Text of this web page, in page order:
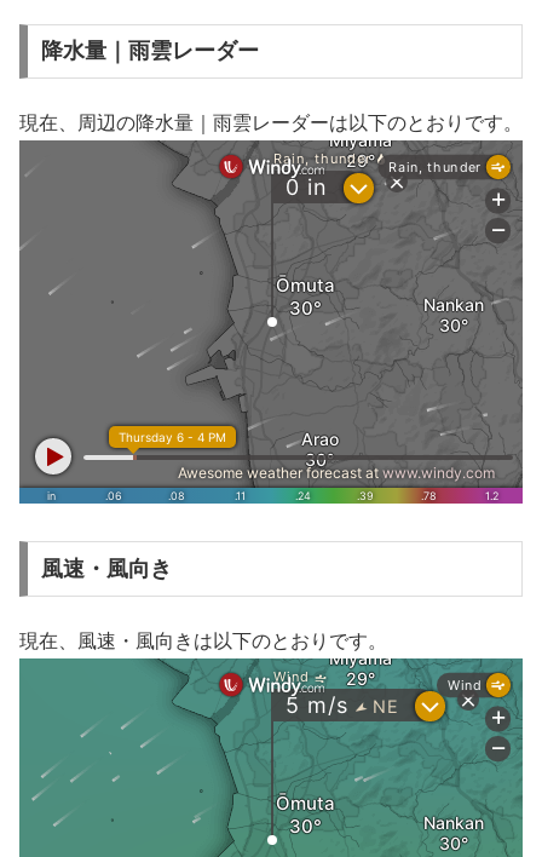
降水量｜雨雲レーダー
現在、周辺の降水量｜雨雲レーダーは以下のとおりです。
風速・風向き
現在、風速・風向きは以下のとおりです。